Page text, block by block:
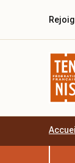
Aller auAccueil